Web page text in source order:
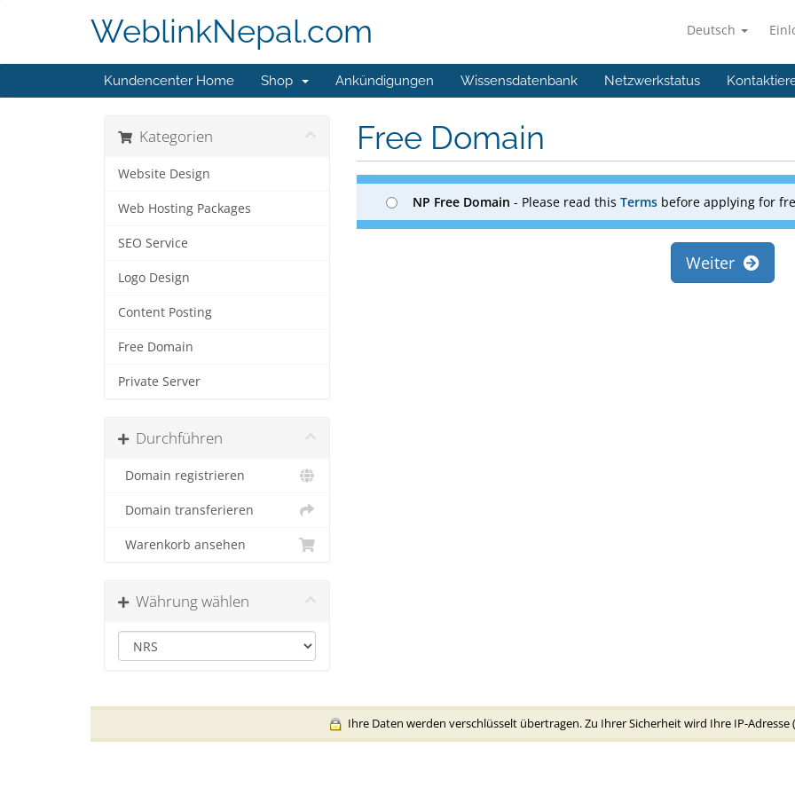
Deutsch
WeblinkNepal.com
Kundencenter Home Shop Ankündigungen Wissensdatenbank Netzwerkstatus
Free Domain
Kategorien
Website Design
Web Hosting Packages
SEO Service
Logo Design
Content Posting
Free Domain
Private Server
Durchführen
Domain registrieren
Domain transferieren
Warenkorb ansehen
Währung wählen
NP Free Domain - Please read this Terms before applying for
Weiter
Ihre Daten werden verschlüsselt übertragen. Zu Ihrer Sicherheit wird Ihre IP-Adresse (